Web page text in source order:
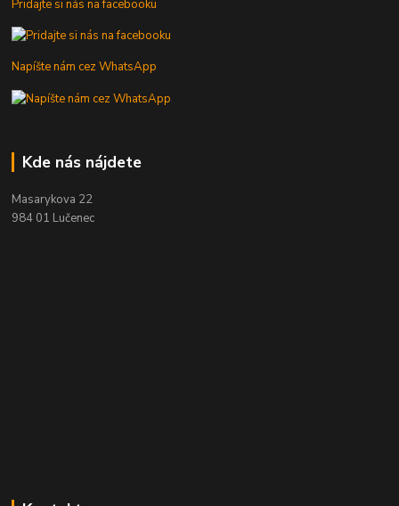
Pridajte si nás na facebooku
Napíšte nám cez WhatsApp
Kde nás nájdete
Masarykova 22
984 01 Lučenec